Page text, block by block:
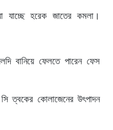
যাচ্ছে হরেক জাতের কমলা।
বানিয়ে ফেলতে পারেন ফেস
ত্বকের কোলাজেনের উৎপাদন